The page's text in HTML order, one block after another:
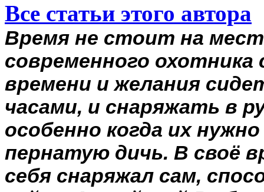
Все статьи этого автора
Время не стоит на
современного
времени и желания
часами, и снаряжать в
особенно когда их
пернатую дичь. В своё
себя снаряжал сам,